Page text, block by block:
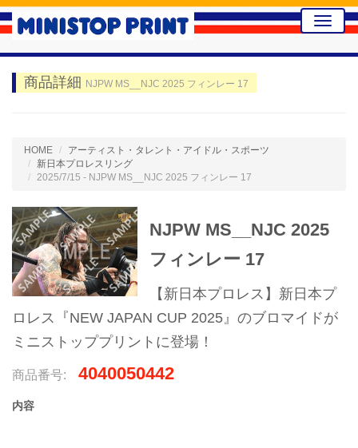
Toggle
商品詳細 NJPW MS__NJC 2025 フィンレー 17
HOME
アーティスト・タレント・アイドル・スポーツ
新日本プロレスリング
2025/7/15 - NJPW MS__NJC 2025 フィンレー 17
NJPW MS__NJC 2025
フィンレー 17
【新日本プロレス】新日本プ
ロレス『NEW JAPAN CUP 2025』のブロマイドが
ミニストッププリントに登場！
商品番号: 4040050442
内容